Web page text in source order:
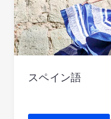
スペイン語